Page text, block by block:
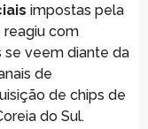
impostas pela
reagiu com
se veem diante da
de
de chips de
do Sul.